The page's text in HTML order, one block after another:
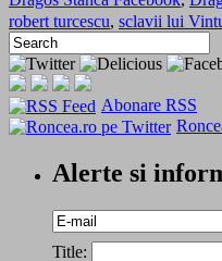
robert turcescu, sclavii lui
Abonare RSS
Alerte si
Title: